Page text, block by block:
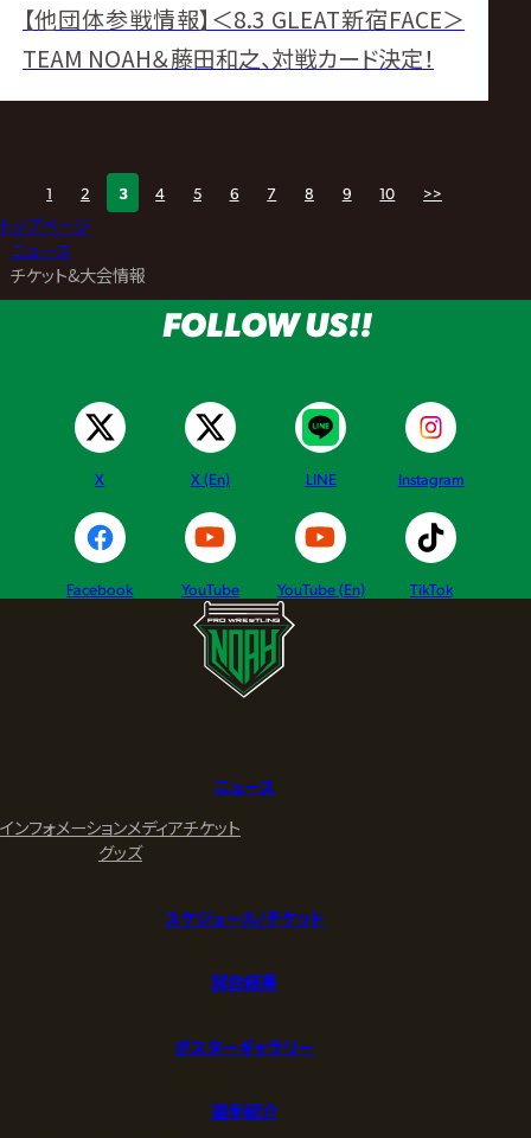
【他団体参戦情報】＜8.3 GLEAT新宿FACE＞
TEAM NOAH＆藤田和之、対戦カード決定！
1 2 3 4 5 6 7 8 9 10 >>
トップページ
ニュース
チケット&大会情報
FOLLOW US!!
X X (En) LINE Instagram
Facebook YouTube YouTube (En) TikTok
ニュース
インフォメーションメディアチケット
グッズ
スケジュール/チケット
試合結果
ポスターギャラリー
選手紹介